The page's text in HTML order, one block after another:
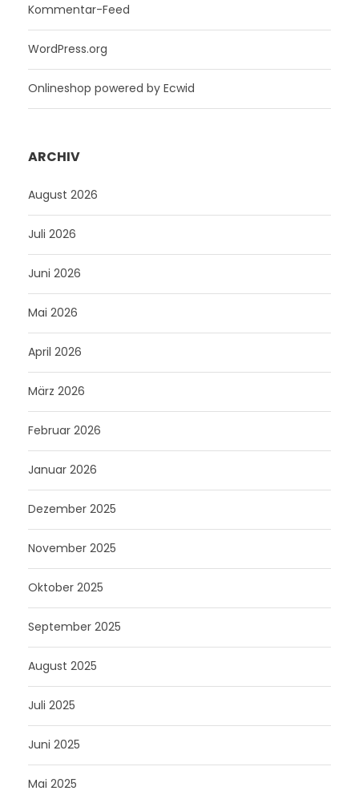
Kommentar-Feed
WordPress.org
Onlineshop powered by Ecwid
ARCHIV
August 2026
Juli 2026
Juni 2026
Mai 2026
April 2026
März 2026
Februar 2026
Januar 2026
Dezember 2025
November 2025
Oktober 2025
September 2025
August 2025
Juli 2025
Juni 2025
Mai 2025